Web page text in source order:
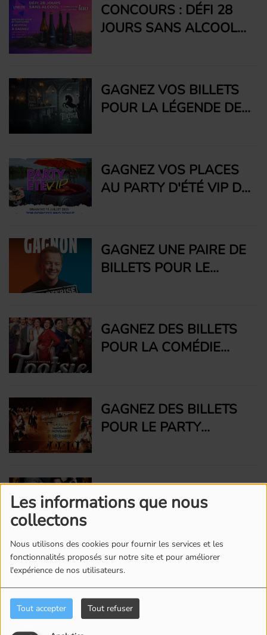
Les informations que nous
collectons
Nous utilisons des cookies pour fournir les services et les
fonctionnalités proposés sur notre site et pour améliorer
l'expérience de nos utilisateurs.
Tout accepter Tout refuser
CONCOURS : DÉFI 28
JOURS SANS ALCOOL
GAGNEZ VOS BILLETS
POUR LA LÉGENDE DE
RESORT
GAGNEZ VOS PLACES
AU PARTY D'ÉTÉ VIP DE
DONUT
GAGNEZ UNE PAIRE DE
BILLETS POUR LE
D'ANDRÉ-PHILIPPE
GAGNON À LA PLACE
DES ARTS
GAGNEZ DES BILLETS
POUR LA COMÉDIE
GAGNEZ DES BILLETS
POUR LE PARTY
DENIS À MONTRÉAL
GAGNEZ DES BILLETS
POUR LA COMÉDIE
ADDAMS
GAGNEZ VOS PLACES
AU PARTY D'ÉTÉ VIP DE
RADIO UNICITÉ GRÂCE
À TOP DOPICO'S BBQ